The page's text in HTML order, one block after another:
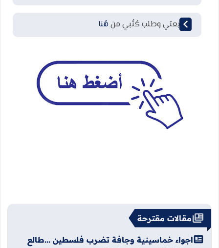
لمتابعتي وطلب كُتُبي من هُنا
مقالات مقترحة
اجواء خماسينية وجافة تضرب فلسطين ...طالع